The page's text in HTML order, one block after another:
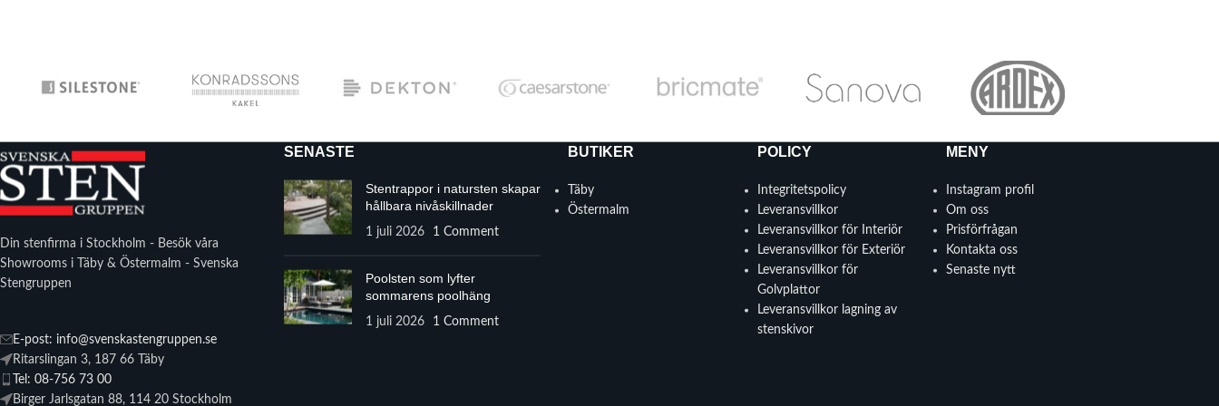
Din stenfirma i Stockholm - Besök våra
Showrooms i Täby & Östermalm - Svenska
Stengruppen
E-post: info@svenskastengruppen.se
Ritarslingan 3, 187 66 Täby
Tel: 08-756 73 00
Birger Jarlsgatan 88, 114 20 Stockholm
SENASTE
Stentrappor i natursten skapar
hållbara nivåskillnader
1 juli 2026 1 Comment
Poolsten som lyfter
sommarens poolhäng
1 juli 2026 1 Comment
BUTIKER
Täby
Östermalm
POLICY
Integritetspolicy
Leveransvillkor
Leveransvillkor för Interiör
Leveransvillkor för Exteriör
Leveransvillkor för
Golvplattor
Leveransvillkor lagning av
stenskivor
MENY
Instagram profil
Om oss
Prisförfrågan
Kontakta oss
Senaste nytt